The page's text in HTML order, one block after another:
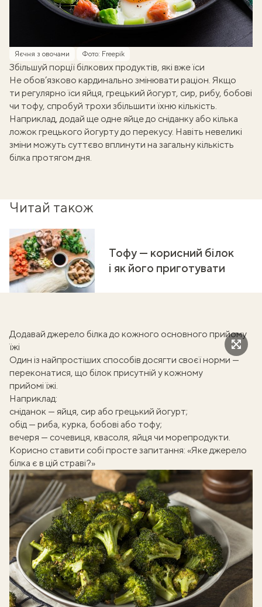
Яєчня з овочами Фото: Freepik
Збільшуй порції білкових продуктів, які вже їси
Не обов’язково кардинально змінювати раціон. Якщо
ти регулярно їси яйця, грецький йогурт, сир, рибу, бобові
чи тофу, спробуй трохи збільшити їхню кількість.
Наприклад, додай ще одне яйце до сніданку або кілька
ложок грецького йогурту до перекусу. Навіть невеликі
зміни можуть суттєво вплинути на загальну кількість
білка протягом дня.
Читай також
Тофу — корисний білок
і як його приготувати
Додавай джерело білка до кожного основного прийому
їжі
Один із найпростіших способів досягти своєї норми —
переконатися, що білок присутній у кожному
прийомі їжі.
Наприклад:
сніданок — яйця, сир або грецький йогурт;
обід — риба, курка, бобові або тофу;
вечеря — сочевиця, квасоля, яйця чи морепродукти.
Корисно ставити собі просте запитання: «Яке джерело
білка є в цій страві?»